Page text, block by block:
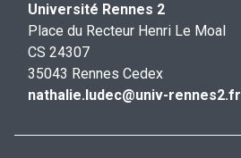
Université Rennes 2
Place du Recteur Henri Le Moal
CS 24307
35043 Rennes Cedex
nathalie.ludec@univ-rennes2.fr